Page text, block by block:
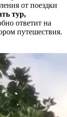
от поездки
тур,
ответит на
путешествия.